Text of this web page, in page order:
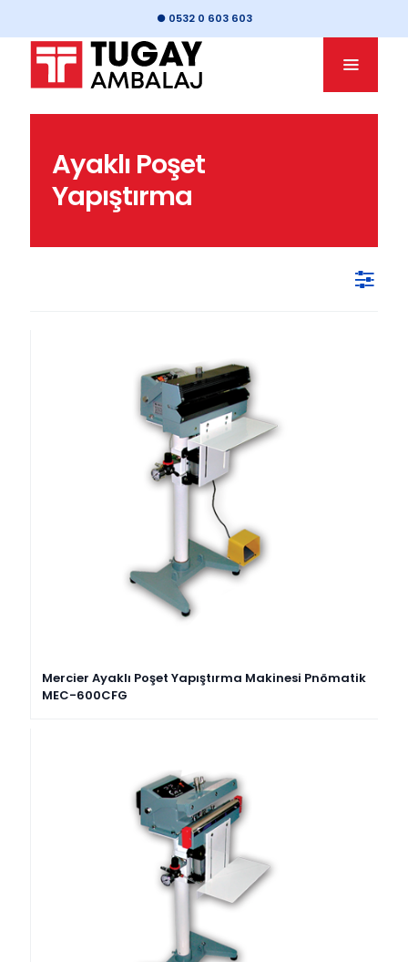
● 0532 0 603 603
Ayaklı Poşet
Yapıştırma
Mercier Ayaklı Poşet Yapıştırma Makinesi Pnömatik
MEC-600CFG